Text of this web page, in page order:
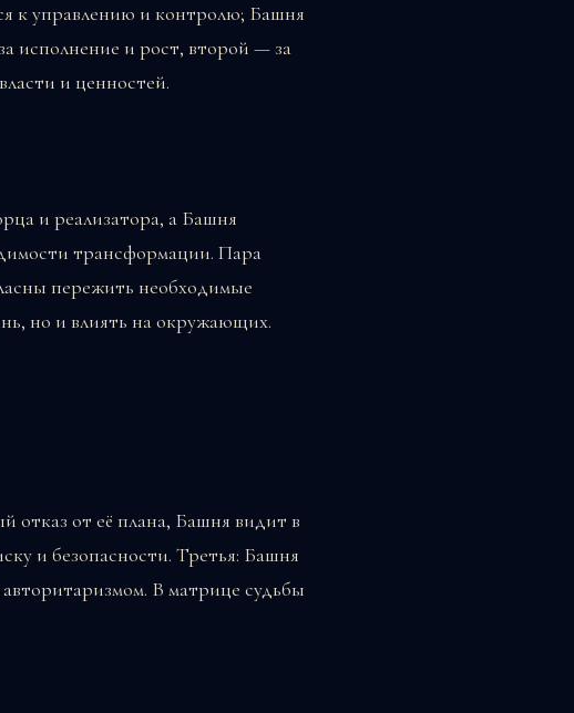
к управлению и контролю; Башня
исполнение и рост, второй — за
и ценностей.
и реализатора, а Башня
трансформации. Пара
пережить необходимые
но и влиять на окружающих.
отказ от её плана, Башня видит в
и безопасности. Третья: Башня
В матрице судьбы